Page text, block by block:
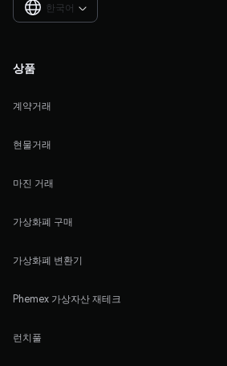
한국어 
상품
계약거래
현물거래
마진 거래
가상화폐 구매
가상화폐 변환기
Phemex 가상자산 재테크
런치풀